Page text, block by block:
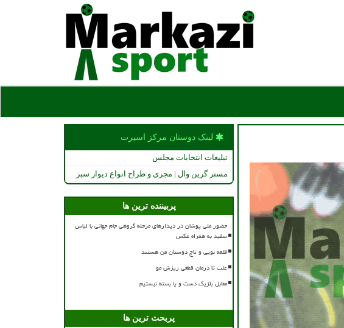
لینک دوستان مركز اسپرت
تبلیغات انتخابات مجلس
مستر گرین وال | مجری و طراح انواع دیوار سبز
پربیننده ترین ها
حضور ملی پوشان در دیدارهای مرحله گروهی جام جهانی با لباس
سفید به همراه عکس
قلعه نویی و تاج دوستان من هستند
علت تا درمان قطعی ریزش مو
مقابل بلژیک دست و پا بسته نیستیم
پربحث ترین ها